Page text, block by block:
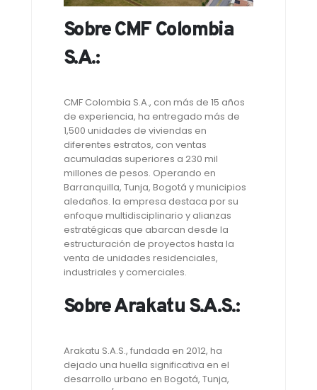
Sobre CMF Colombia
S.A.:
CMF Colombia S.A., con más de 15 años
de experiencia, ha entregado más de
1,500 unidades de viviendas en
diferentes estratos, con ventas
acumuladas superiores a 230 mil
millones de pesos. Operando en
Barranquilla, Tunja, Bogotá y municipios
aledaños. la empresa destaca por su
enfoque multidisciplinario y alianzas
estratégicas que abarcan desde la
estructuración de proyectos hasta la
venta de unidades residenciales,
industriales y comerciales.
Sobre Arakatu S.A.S.:
Arakatu S.A.S., fundada en 2012, ha
dejado una huella significativa en el
desarrollo urbano en Bogotá, Tunja,